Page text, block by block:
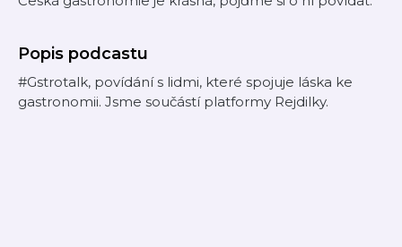
Popis podcastu
#Gstrotalk, povídání s lidmi, které spojuje láska ke
gastronomii. Jsme součástí platformy Rejdilky.